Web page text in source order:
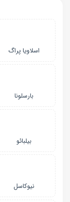
اسلاویا پراگ
بارسلونا
بیلبائو
نیوکاسل